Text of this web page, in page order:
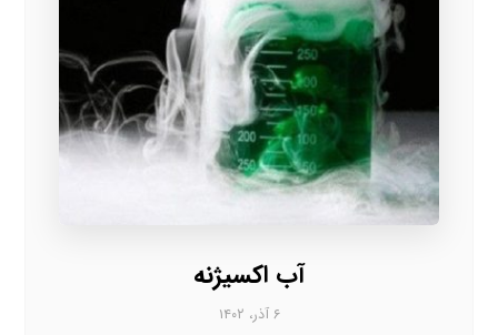
آب اکسیژنه
۶ آذر، ۱۴۰۲